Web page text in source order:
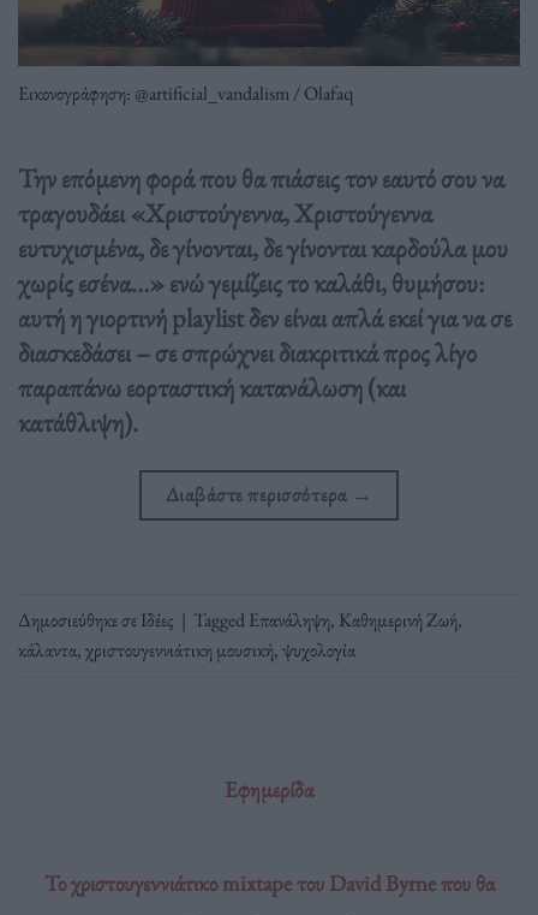
Εικονογράφηση: @artificial_vandalism / Olafaq
Την επόμενη φορά που θα πιάσεις τον εαυτό σου να
τραγουδάει «Χριστούγεννα, Χριστούγεννα
ευτυχισμένα, δε γίνονται, δε γίνονται καρδούλα μου
χωρίς εσένα…» ενώ γεμίζεις το καλάθι, θυμήσου:
αυτή η γιορτινή playlist δεν είναι απλά εκεί για να σε
διασκεδάσει – σε σπρώχνει διακριτικά προς λίγο
παραπάνω εορταστική κατανάλωση (και
κατάθλιψη).
Διαβάστε περισσότερα →
Δημοσιεύθηκε σεΙδέες | TaggedΕπανάληψη, Καθημερινή Ζωή,
κάλαντα,χριστουγεννιάτικη μουσική,ψυχολογία
Εφημερίδα
Το χριστουγεννιάτικο mixtape του David Byrne που θα